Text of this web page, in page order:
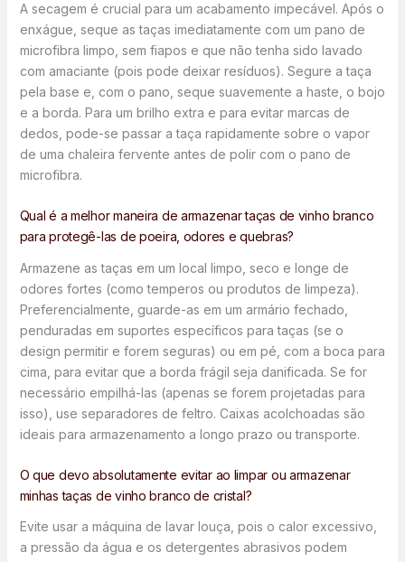
A secagem é crucial para um acabamento impecável. Após o
enxágue, seque as taças imediatamente com um pano de
microfibra limpo, sem fiapos e que não tenha sido lavado
com amaciante (pois pode deixar resíduos). Segure a taça
pela base e, com o pano, seque suavemente a haste, o bojo
e a borda. Para um brilho extra e para evitar marcas de
dedos, pode-se passar a taça rapidamente sobre o vapor
de uma chaleira fervente antes de polir com o pano de
microfibra.
Qual é a melhor maneira de armazenar taças de vinho branco
para protegê-las de poeira, odores e quebras?
Armazene as taças em um local limpo, seco e longe de
odores fortes (como temperos ou produtos de limpeza).
Preferencialmente, guarde-as em um armário fechado,
penduradas em suportes específicos para taças (se o
design permitir e forem seguras) ou em pé, com a boca para
cima, para evitar que a borda frágil seja danificada. Se for
necessário empilhá-las (apenas se forem projetadas para
isso), use separadores de feltro. Caixas acolchoadas são
ideais para armazenamento a longo prazo ou transporte.
O que devo absolutamente evitar ao limpar ou armazenar
minhas taças de vinho branco de cristal?
Evite usar a máquina de lavar louça, pois o calor excessivo,
a pressão da água e os detergentes abrasivos podem